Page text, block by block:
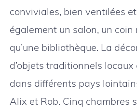
conviviales, bien ventilées
également un salon, un coin
qu’une bibliothèque. La
d’objets traditionnels locaux
dans différents pays
Alix et Rob. Cinq chambres